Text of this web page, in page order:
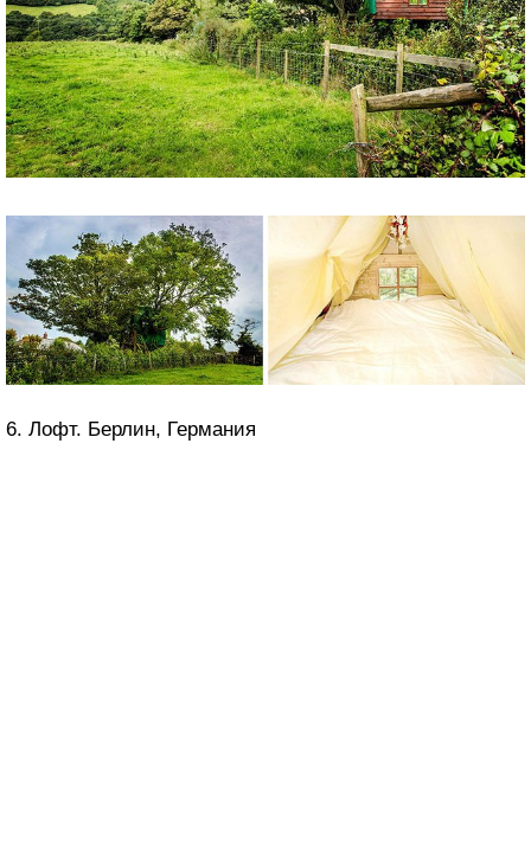
6. Лофт. Берлин, Германия